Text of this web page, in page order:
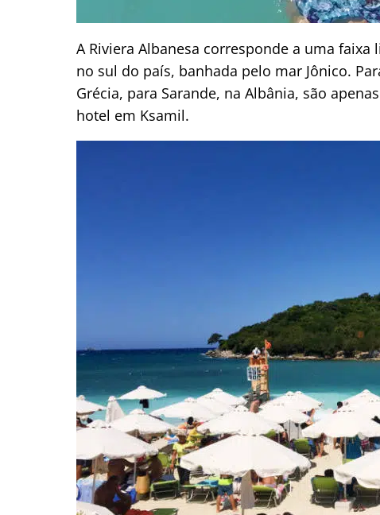
A Riviera Albanesa corresponde a uma
no sul do país, banhada pelo mar Jônico.
Grécia, para Sarande, na Albânia, são
hotel em Ksamil.